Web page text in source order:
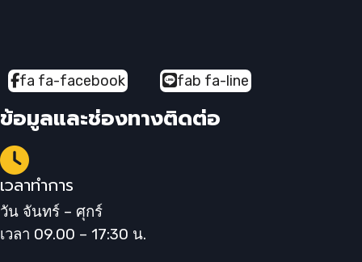
fa fa-facebook fab fa-line
ข้อมูลและช่องทางติดต่อ
เวลาทำการ
วัน จันทร์ – ศุกร์
เวลา 09.00 – 17:30 น.